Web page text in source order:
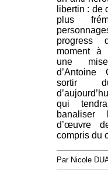
libertin : de
plus
progress
moment à
une
d’Antoine
sortir
qui
d’œuvre
compris du
Par Nicole